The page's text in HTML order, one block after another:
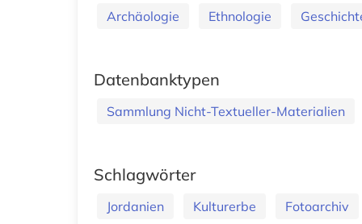
Archäologie Ethnologie
Datenbanktypen
Sammlung Nicht-Textueller-Materialien
Schlagwörter
Jordanien Kulturerbe Fotoarchiv